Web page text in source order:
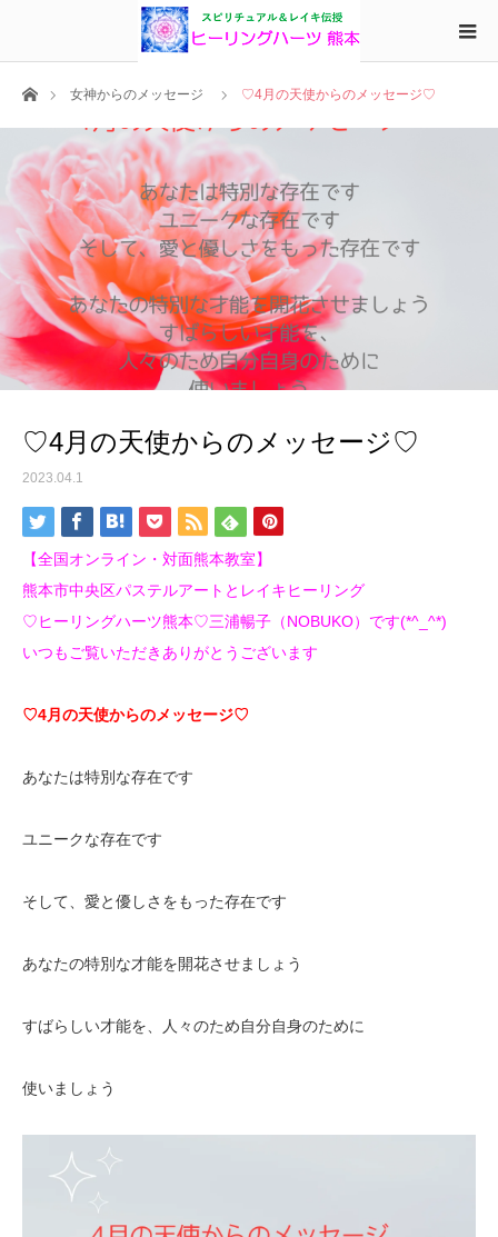
ホーム女神からのメッセージ ♡4月の天使からのメッセージ♡
♡4月の天使からのメッセージ♡
2023.04.1
【全国オンライン・対面熊本教室】
熊本市中央区パステルアートとレイキヒーリング
♡ヒーリングハーツ熊本♡三浦暢子（NOBUKO）です(*^_^*)
いつもご覧いただきありがとうございます
♡4月の天使からのメッセージ♡
あなたは特別な存在です
ユニークな存在です
そして、愛と優しさをもった存在です
あなたの特別な才能を開花させましょう
すばらしい才能を、人々のため自分自身のために
使いましょう